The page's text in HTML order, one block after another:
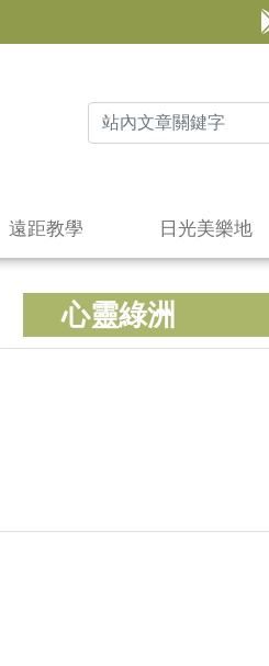
遠距教學 日光美樂地
心靈綠洲